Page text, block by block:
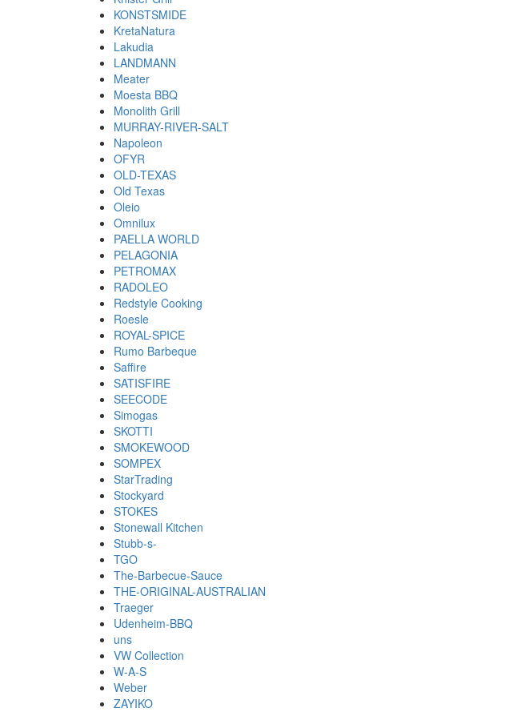
KONSTSMIDE
KretaNatura
Lakudia
LANDMANN
Meater
Moesta BBQ
Monolith Grill
MURRAY-RIVER-SALT
Napoleon
OFYR
OLD-TEXAS
Old Texas
Oleio
Omnilux
PAELLA WORLD
PELAGONIA
PETROMAX
RADOLEO
Redstyle Cooking
Roesle
ROYAL-SPICE
Rumo Barbeque
Saffire
SATISFIRE
SEECODE
Simogas
SKOTTI
SMOKEWOOD
SOMPEX
StarTrading
Stockyard
STOKES
Stonewall Kitchen
Stubb-s-
TGO
The-Barbecue-Sauce
THE-ORIGINAL-AUSTRALIAN
Traeger
Udenheim-BBQ
uns
VW Collection
W-A-S
Weber
ZAYIKO